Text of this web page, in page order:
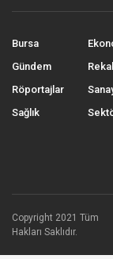
Bursa
Gündem
Röportajlar
Sağlık
Copyright 2021 Tüm
Hakları Saklıdır.